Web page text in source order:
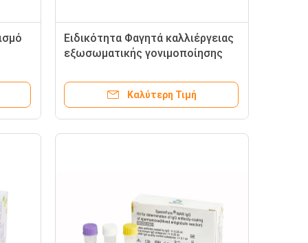
Ειδικότητα Φαγητά καλλιέργειας
εξωσωματικής γονιμοποίησης
Καλύτερη Τιμή